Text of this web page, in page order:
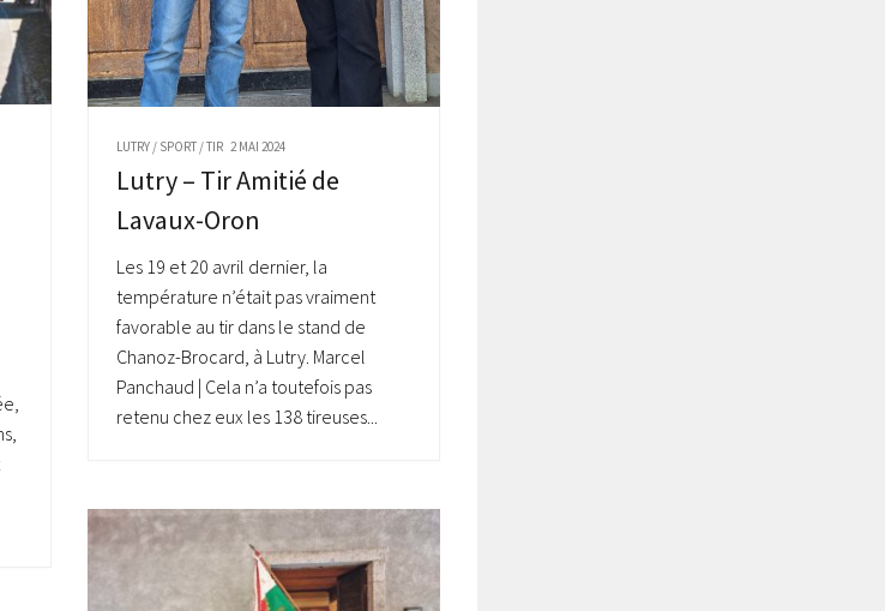
LUTRY/ SPORT/TIR 2 MAI 2024
Lutry – Tir Amitié de
Lavaux-Oron
Les 19 et 20 avril dernier, la
température n’était pas vraiment
favorable au tir dans le stand de
Chanoz-Brocard, à Lutry. Marcel
Panchaud | Cela n’a toutefois pas
retenu chez eux les 138 tireuses...